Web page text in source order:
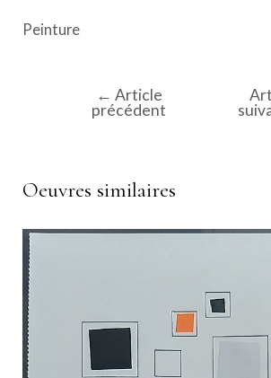
Peinture
Navigation
← Article
précédent
Oeuvres similaires